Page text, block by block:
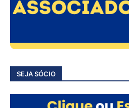
SEJA SÓCIO